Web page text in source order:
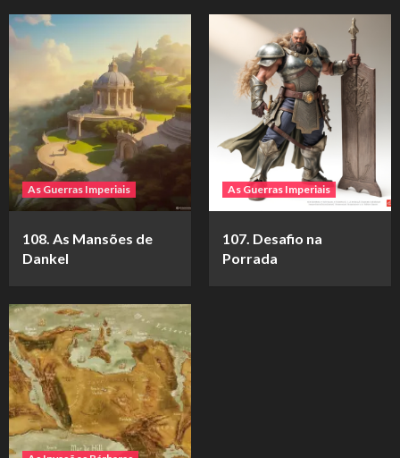
As Guerras Imperiais
108. As Mansões de
Dankel
As Guerras Imperiais
107. Desafio na
Porrada